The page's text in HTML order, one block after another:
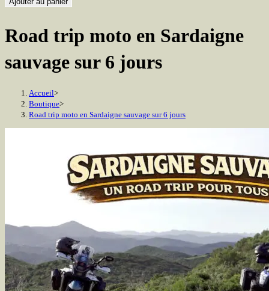
trip
en
sauvage
Road trip moto en Sardaigne
sauvage sur 6 jours
Accueil>
Boutique>
Road trip moto en Sardaigne sauvage sur 6 jours